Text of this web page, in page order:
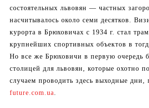
состоятельных львовян — частных
насчитывалось около семи десятков.
курорта в Брюховичах с 1934 г. стал
крупнейших спортивных объектов в
Но все же Брюховичи в первую очередь
столицей для львовян, которые охотно
случаем проводить здесь выходные дни,
future.com.ua.